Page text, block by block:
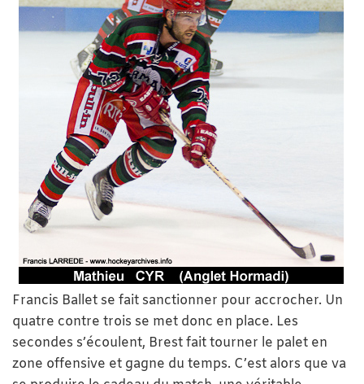
Francis Ballet se fait sanctionner pour accrocher. Un
quatre contre trois se met donc en place. Les
secondes s’écoulent, Brest fait tourner le palet en
zone offensive et gagne du temps. C’est alors que va